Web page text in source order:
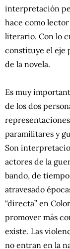
interpretación
hace como
literario. Con lo
constituye el eje
de la novela.
Es muy
de los dos
paramilitares y
Son
actores de la
bando, de
atravesado
“directa” en
promover más
existe. Las
no entran en la